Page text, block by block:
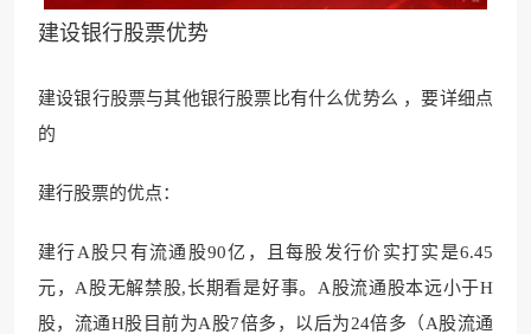
建设银行股票优势
建设银行股票与其他银行股票比有什么优势么 ，要详细点
的
建行股票的优点：
建行A股只有流通股90亿，且每股发行价实打实是6.45
元，A股无解禁股,长期看是好事。A股流通股本远小于H
股，流通H股目前为A股7倍多，以后为24倍多（A股流通